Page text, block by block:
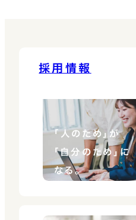
採用情報
「人のため」が
「自分のため」に
なる。